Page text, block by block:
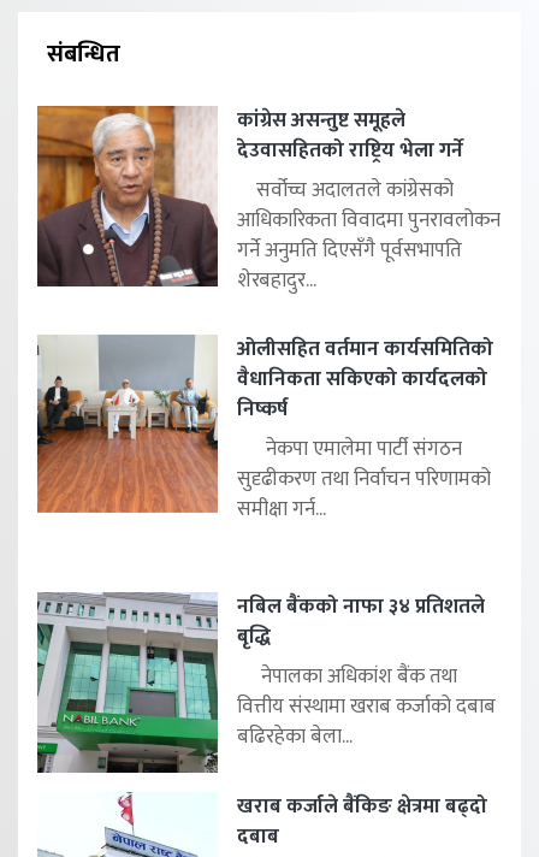
संबन्धित
कांग्रेस असन्तुष्ट समूहले
देउवासहितको राष्ट्रिय भेला गर्ने
सर्वोच्च अदालतले कांग्रेसको
आधिकारिकता विवादमा पुनरावलोकन
गर्ने अनुमति दिएसँगै पूर्वसभापति
शेरबहादुर...
ओलीसहित वर्तमान कार्यसमितिको
वैधानिकता सकिएको कार्यदलको
निष्कर्ष
नेकपा एमालेमा पार्टी संगठन
सुदृढीकरण तथा निर्वाचन परिणामको
समीक्षा गर्न...
नबिल बैंकको नाफा ३४ प्रतिशतले
बृद्धि
नेपालका अधिकांश बैंक तथा
वित्तीय संस्थामा खराब कर्जाको दबाब
बढिरहेका बेला...
खराब कर्जाले बैंकिङ क्षेत्रमा बढ्दो
दबाब